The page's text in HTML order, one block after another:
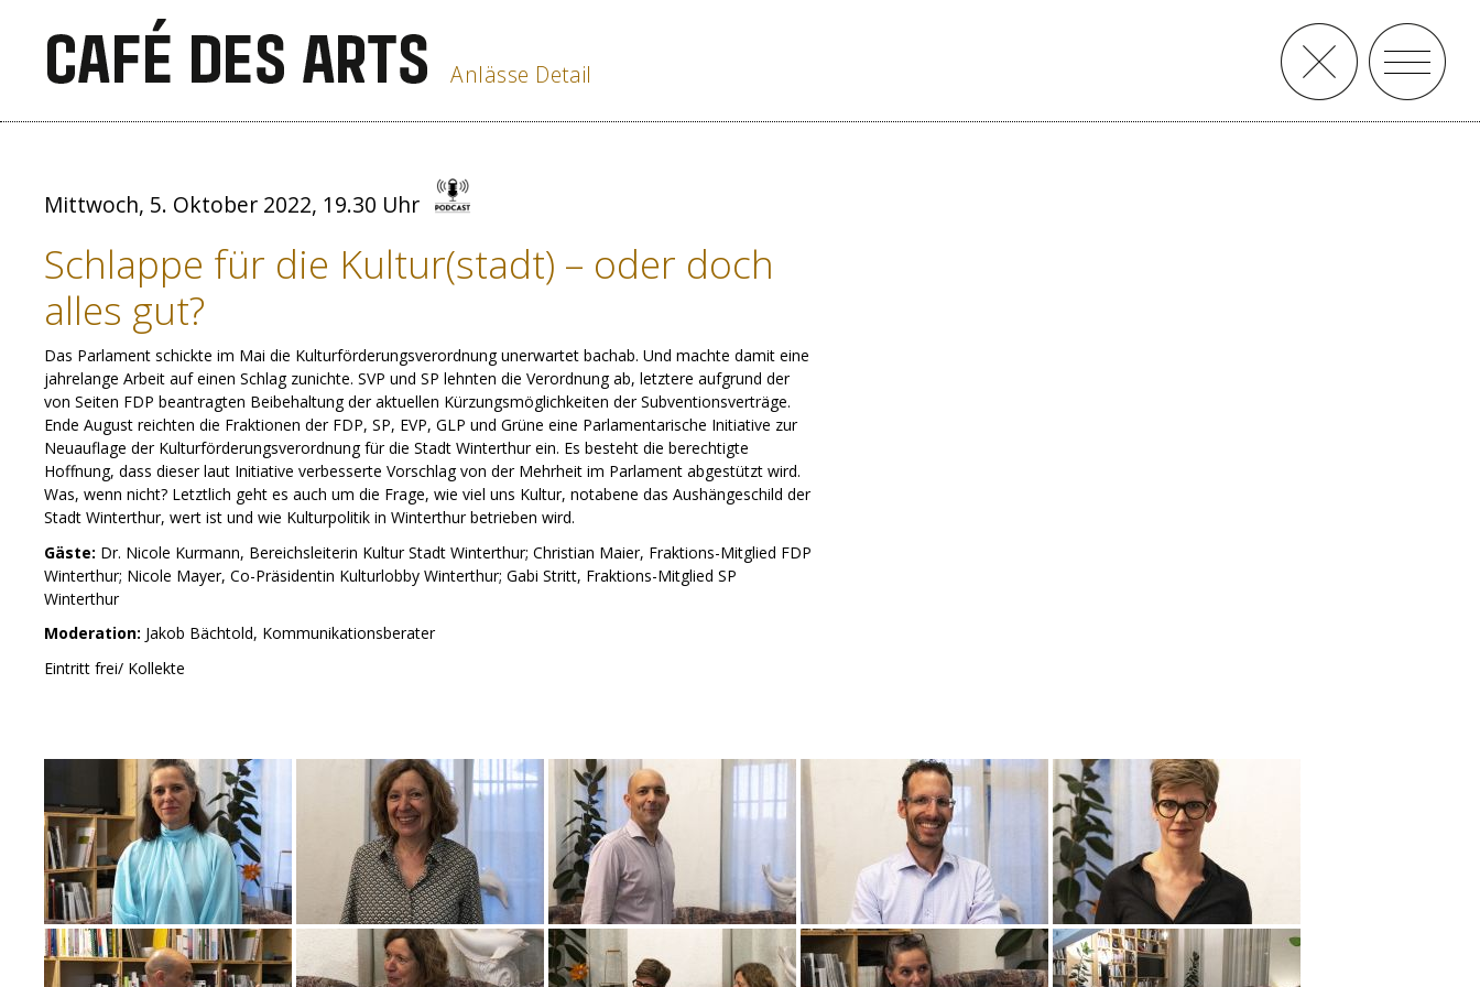
Anlässe Detail
Mittwoch, 5. Oktober 2022, 19.30 Uhr
Schlappe für die Kultur(stadt) – oder doch
alles gut?
Das Parlament schickte im Mai die Kulturförderungsverordnung unerwartet bachab. Und machte damit eine
jahrelange Arbeit auf einen Schlag zunichte. SVP und SP lehnten die Verordnung ab, letztere aufgrund der
von Seiten FDP beantragten Beibehaltung der aktuellen Kürzungsmöglichkeiten der Subventionsverträge.
Ende August reichten die Fraktionen der FDP, SP, EVP, GLP und Grüne eine Parlamentarische Initiative zur
Neuauflage der Kulturförderungsverordnung für die Stadt Winterthur ein. Es besteht die berechtigte
Hoffnung, dass dieser laut Initiative verbesserte Vorschlag von der Mehrheit im Parlament abgestützt wird.
Was, wenn nicht? Letztlich geht es auch um die Frage, wie viel uns Kultur, notabene das Aushängeschild der
Stadt Winterthur, wert ist und wie Kulturpolitik in Winterthur betrieben wird.
Gäste: Dr. Nicole Kurmann, Bereichsleiterin Kultur Stadt Winterthur; Christian Maier, Fraktions-Mitglied FDP
Winterthur; Nicole Mayer, Co-Präsidentin Kulturlobby Winterthur; Gabi Stritt, Fraktions-Mitglied SP
Winterthur
Moderation: Jakob Bächtold, Kommunikationsberater
Eintritt frei/ Kollekte